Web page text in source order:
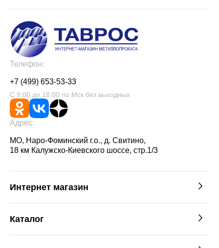
Телефон:
+7 (499) 653-53-33
С 9:00 до 18:00 по Мск без выходных
Адрес:
МО, Наро-Фоминский г.о., д. Свитино,
18 км Калужско-Киевского шоссе, стр.1/3
Интернет магазин
Каталог